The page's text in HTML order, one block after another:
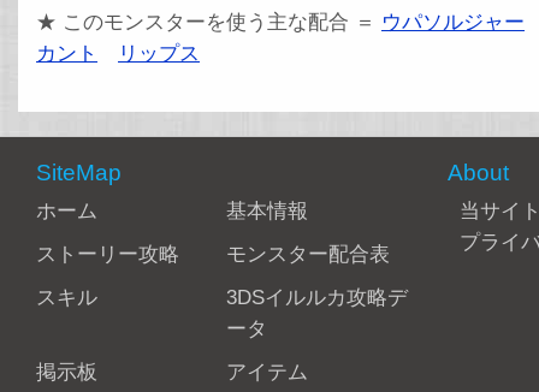
★ このモンスターを使う主な配合 ＝ ウパソルジャー
カント
リップス
SiteMap
ホーム
基本情報
ストーリー攻略
モンスター配合表
スキル
3DSイルルカ攻略デ
ータ
掲示板
アイテム
About
当サイ
プライ